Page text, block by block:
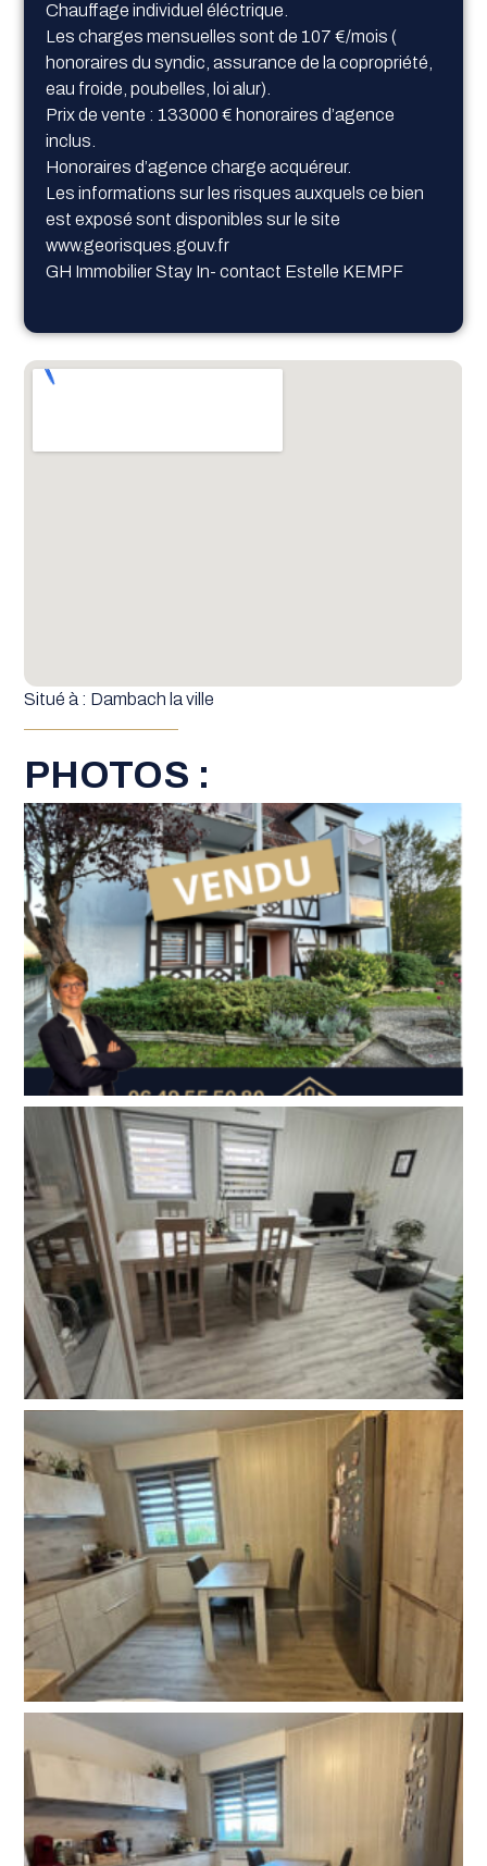
Chauffage individuel éléctrique.
Les charges mensuelles sont de 107 €/mois (
honoraires du syndic, assurance de la copropriété,
eau froide, poubelles, loi alur).
Prix de vente : 133000 € honoraires d’agence
inclus.
Honoraires d’agence charge acquéreur.
Les informations sur les risques auxquels ce bien
est exposé sont disponibles sur le site
www.georisques.gouv.fr
GH Immobilier Stay In- contact Estelle KEMPF
Situé à : Dambach la ville
PHOTOS :